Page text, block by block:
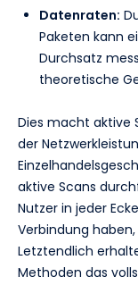
Datenraten:
Paketen kann
Durchsatz
theoretische
Dies macht aktive
der
aktive Scans
Nutzer in jeder
Verbindung
Letztendlich
Methoden das